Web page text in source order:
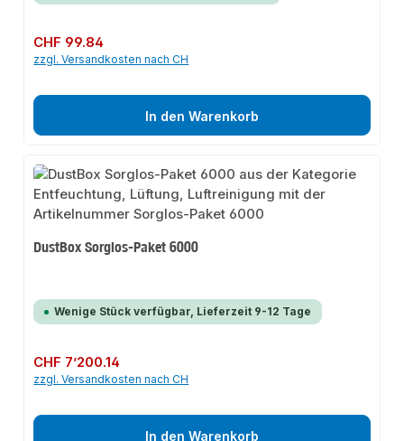
Regulärer Preis:
CHF 99.84
zzgl. Versandkosten nach CH
In den Warenkorb
DustBox Sorglos-Paket 6000
Wenige Stück verfügbar, Lieferzeit 9-12 Tage
Regulärer Preis:
CHF 7’200.14
zzgl. Versandkosten nach CH
In den Warenkorb